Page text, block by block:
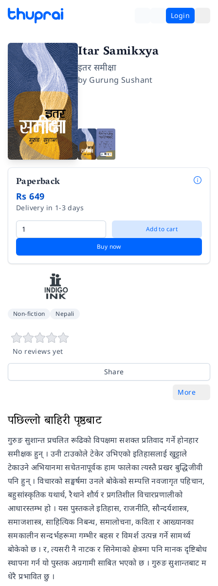
Login
Itar Samikxya
इतर समीक्षा
by Gurung Sushant
Paperback
Rs 649
Delivery in 1-3 days
Add to cart
Buy now
Non-fiction Nepali
No reviews yet
Share
More
पछिल्लो बाहिरी पृष्ठबाट
गुरुङ सुशान्त प्रचलित रूढिको विपक्षमा सशक्त प्रतिवाद गर्ने होनहार
समीक्षक हुन् । उनी टाउकोले टेकेर उभिएको इतिहासलाई खुट्टाले
टेकाउने अभियानमा सचेतनापूर्वक हाम फालेका त्यस्तै प्रखर बुद्धिजीवी
पनि हुन् । विचारको सङ्घर्षमा उनले बोकेको सम्पत्ति नवजागृत पहिचान,
बहुसांस्कृतिक यथार्थ, रैथाने शौर्य र प्रगतिशील विचारप्रणालीको
आधारस्तम्भ हो । यस पुस्तकले इतिहास, राजनीति, सौन्दर्यशास्त्र,
समाजशास्त्र, साहित्यिक निबन्ध, समालोचना, कविता र आख्यानका
समकालीन सन्दर्भहरूमा गम्भीर बहस र विमर्श उत्पन्न गर्ने सामर्थ्य
बोकेको छ । र, त्यसरी नै नाटक र सिनेमाको क्षेत्रमा पनि मानक दृष्टिबोध
स्थापना गर्न यो पुस्तक अग्रगामी साबित भएको छ । गुरुङ सुशान्तबाट म
धेरै प्रभावित छु ।